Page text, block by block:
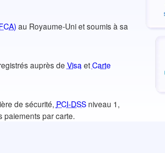
au Royaume-Uni et soumis à sa
auprès de Visa etCarte
de sécurité, PCI-DSSniveau 1,
paiements par carte.